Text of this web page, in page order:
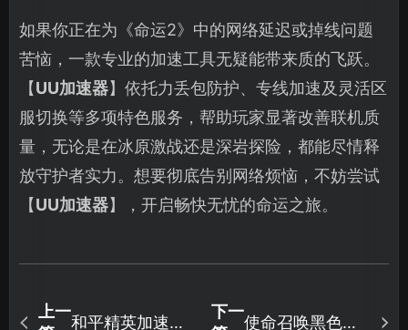
如果你正在为《命运2》中的网络延迟或掉线问题
苦恼，一款专业的加速工具无疑能带来质的飞跃。
【UU加速器】依托力丢包防护、专线加速及灵活区
服切换等多项特色服务，帮助玩家显著改善联机质
量，无论是在冰原激战还是深岩探险，都能尽情释
放守护者实力。想要彻底告别网络烦恼，不妨尝试
【UU加速器】，开启畅快无忧的命运之旅。
上一
和平精英加速器
下一
使命召唤黑色行